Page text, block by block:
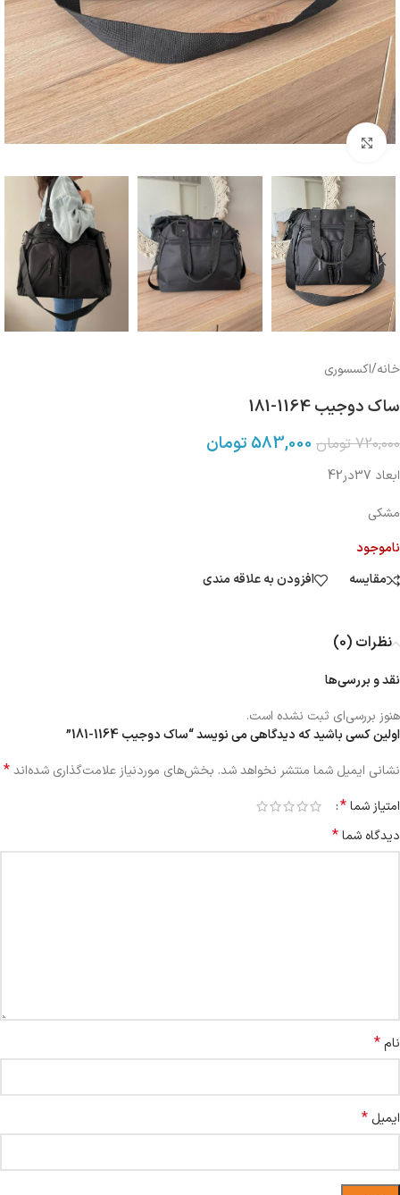
بزرگنمایی تصویر
خانه/اکسسوری
ساک دوجیب 1164-181
720,000 تومان 583,000 تومان
ابعاد 37در42
مشکی
ناموجود
مقایسه
افزودن به علاقه مندی
نظرات (0)
نقد و بررسی‌ها
هنوز بررسی‌ای ثبت نشده است.
اولین کسی باشید که دیدگاهی می نویسد “ساک دوجیب 1164-181”
نشانی ایمیل شما منتشر نخواهد شد. بخش‌های موردنیاز علامت‌گذاری شده‌اند*
امتیاز شما*
دیدگاه شما*
نام*
ایمیل *